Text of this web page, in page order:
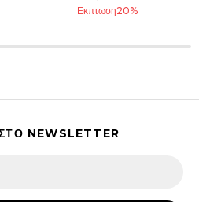
Εκπτωση20%
NEWSLETTER